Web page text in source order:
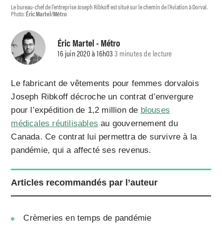
Le bureau-chef de l’entreprise Joseph Ribkoff est situé sur le chemin de l’Aviation à Dorval.
Photo:Éric Martel/Métro
Éric Martel- Métro
16 juin 2020 à 16h033 minutes de lecture
Le fabricant de vêtements pour femmes dorvalois
Joseph Ribkoff décroche un contrat d’envergure
pour l’expédition de 1,2 million de blouses
médicales réutilisables au gouvernement du
Canada. Ce contrat lui permettra de survivre à la
pandémie, qui a affecté ses revenus.
Articles recommandés par l’auteur
Crèmeries en temps de pandémie